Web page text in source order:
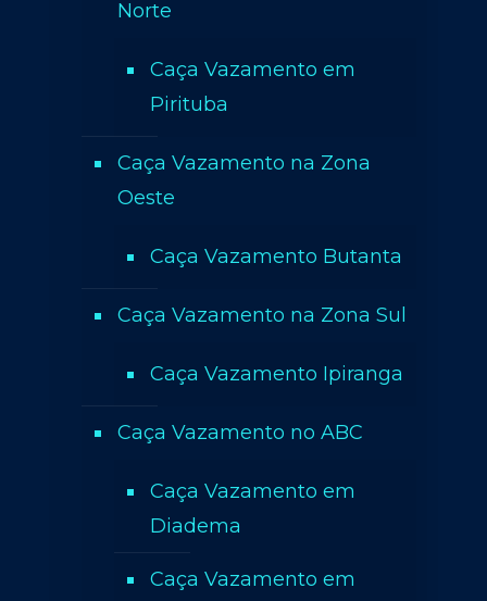
Norte
Caça Vazamento em
Pirituba
Caça Vazamento na Zona
Oeste
Caça Vazamento Butanta
Caça Vazamento na Zona Sul
Caça Vazamento Ipiranga
Caça Vazamento no ABC
Caça Vazamento em
Diadema
Caça Vazamento em